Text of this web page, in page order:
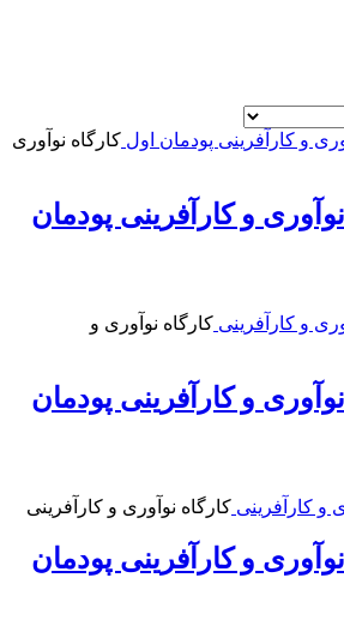
کارگاه نوآوری
و کارآفرینی پودمان
کارگاه نوآوری و
و کارآفرینی پودمان
کارگاه نوآوری و کارآفرینی
و کارآفرینی پودمان